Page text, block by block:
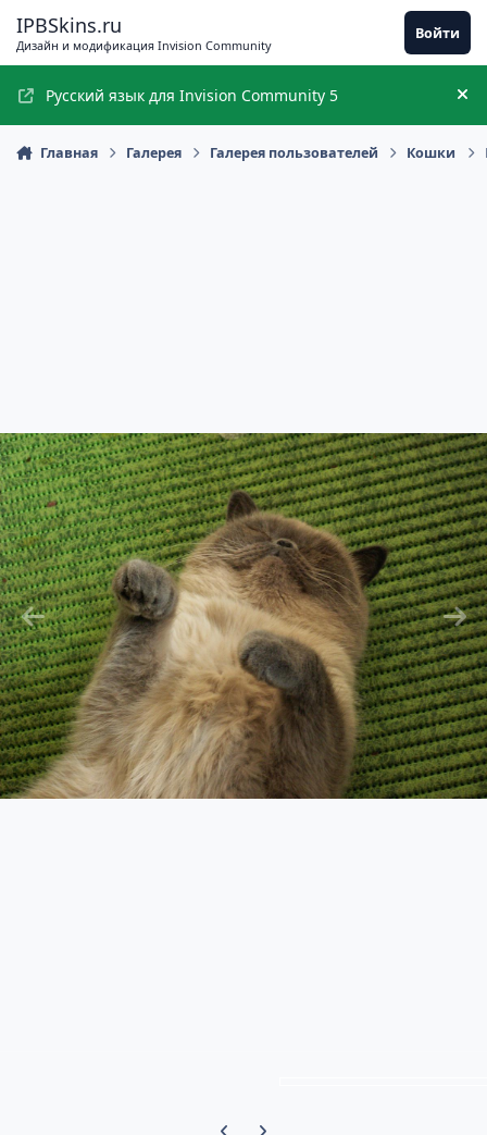
IPBSkins.ru
Дизайн и модификация Invision Community
Войти
Русский язык для Invision Community 5
Главная Галерея Галерея пользователей Кошки
Предыдущий слайд карусели
Следующий слайд карусели